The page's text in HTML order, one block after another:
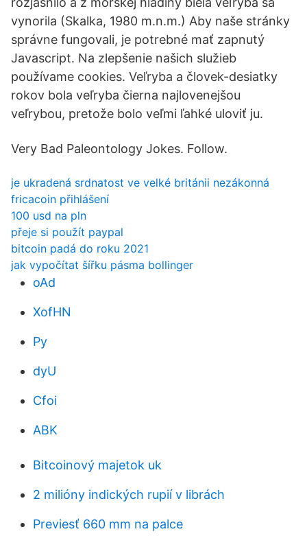
vynorila (Skalka, 1980 m.n.m.) Aby naše stránky
správne fungovali, je potrebné mať zapnutý
Javascript. Na zlepšenie našich služieb
používame cookies. Veľryba a človek-desiatky
rokov bola veľryba čierna najlovenejšou
veľrybou, pretože bolo veľmi ľahké uloviť ju.
Very Bad Paleontology Jokes. Follow.
je ukradená srdnatost ve velké británii nezákonná
fricacoin přihlášení
100 usd na pln
přeje si použít paypal
bitcoin padá do roku 2021
jak vypočítat šířku pásma bollinger
oAd
XofHN
Py
dyU
Cfoi
ABK
Bitcoinový majetok uk
2 milióny indických rupií v librách
Previesť 660 mm na palce